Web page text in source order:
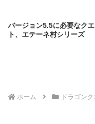
バージョン5.5に必要なク
ト、エテーネ村シリーズ
ホーム ドラゴン